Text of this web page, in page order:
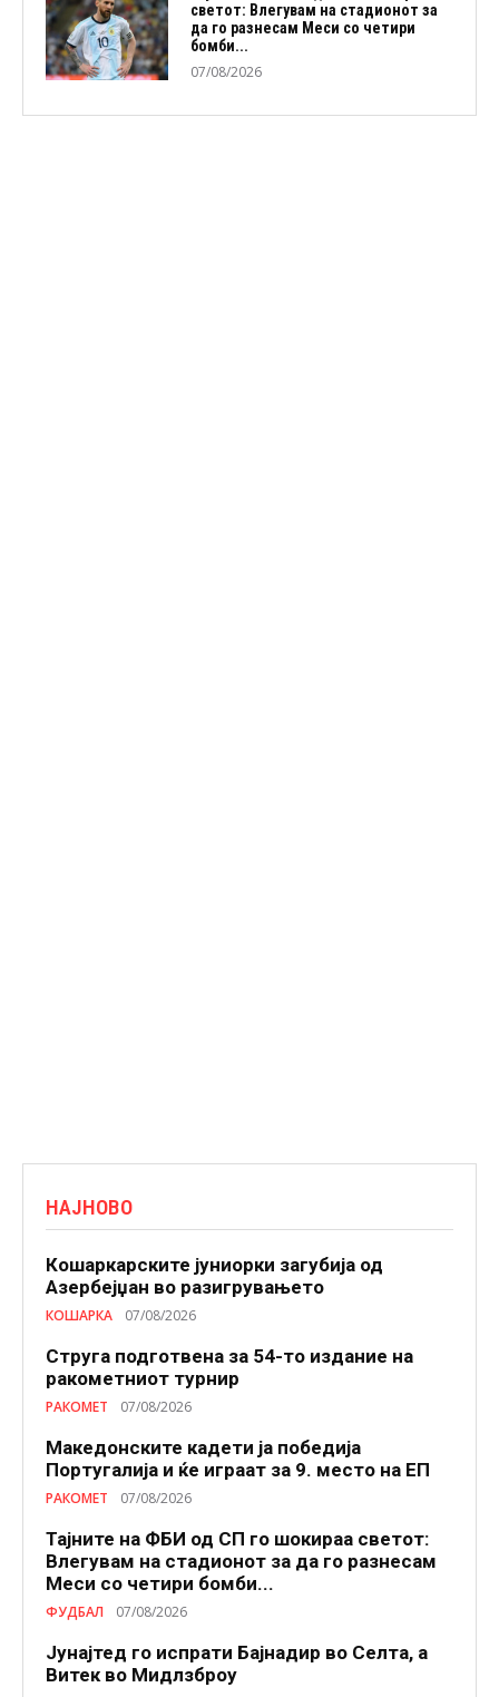
светот: Влегувам на стадионот за
да го разнесам Меси со четири
бомби...
07/08/2026
НАЈНОВО
Кошаркарските јуниорки загубија од
Азербејџан во разигрувањето
КОШАРКА 07/08/2026
Струга подготвена за 54-то издание на
ракометниот турнир
РАКОМЕТ 07/08/2026
Македонските кадети ја победија
Португалија и ќе играат за 9. место на ЕП
РАКОМЕТ 07/08/2026
Тајните на ФБИ од СП го шокираа светот:
Влегувам на стадионот за да го разнесам
Меси со четири бомби...
ФУДБАЛ 07/08/2026
Јунајтед го испрати Бајнадир во Селта, а
Витек во Мидлзброу